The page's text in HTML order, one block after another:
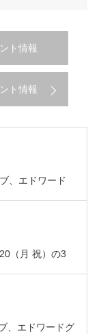
ト情報
ト情報
、エドワード
…
（月 祝）の3
、エドワードグ